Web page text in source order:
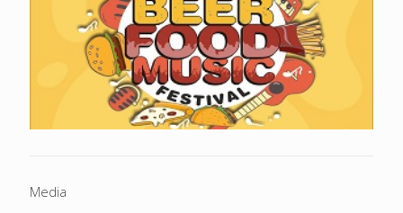
Media